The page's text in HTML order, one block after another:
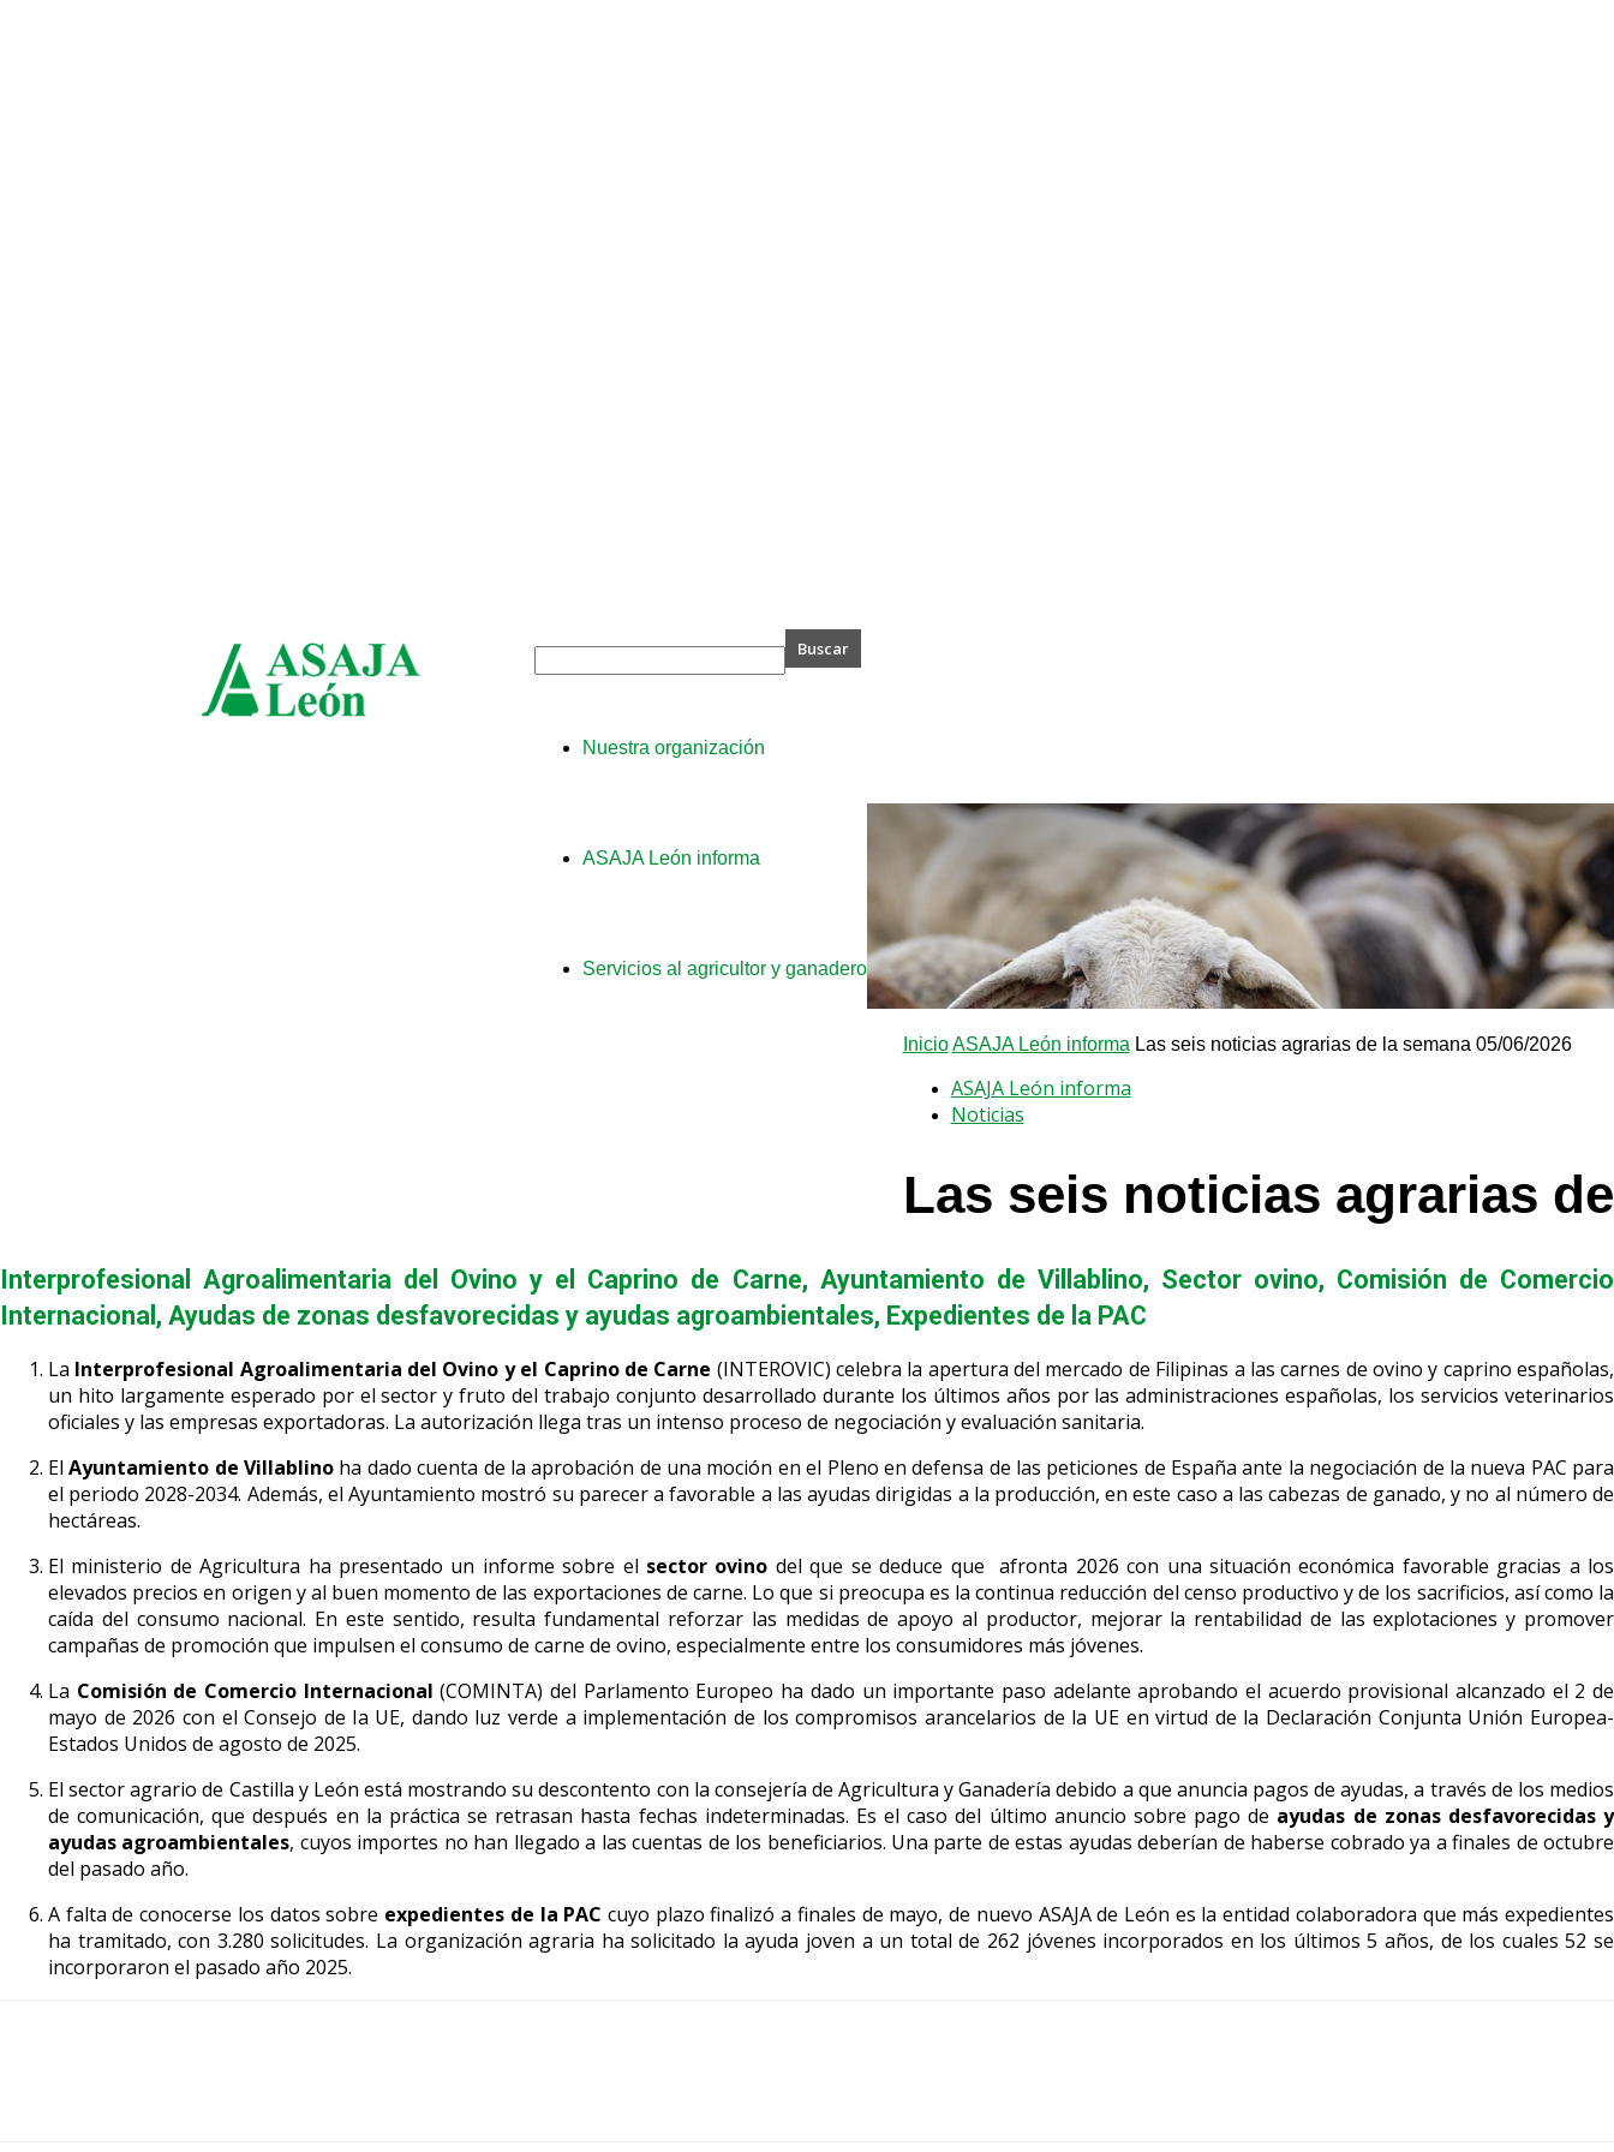
Nuestra organización
ASAJA León informa
Servicios al agricultor y ganadero
Inicio ASAJA León informa Las seis noticias agrarias de la semana 05/06/2026
ASAJA León informa
Noticias
Las seis noticias agrarias
Interprofesional Agroalimentaria del Ovino y el Caprino de Carne, Ayuntamiento de Villablino, Sector ovino, Comisión de Comercio
Internacional , Ayudas de zonas desfavorecidas y ayudas agroambientales, Expedientes de la PAC
La Interprofesional Agroalimentaria del Ovino y el Caprino de Carne (INTEROVIC) celebra la apertura del mercado de Filipinas a las carnes de ovino y caprino españolas,
un hito largamente esperado por el sector y fruto del trabajo conjunto desarrollado durante los últimos años por las administraciones españolas, los servicios veterinarios
oficiales y las empresas exportadoras. La autorización llega tras un intenso proceso de negociación y evaluación sanitaria.
ElAyuntamiento de Villablino ha dado cuenta de la aprobación de una moción en el Pleno en defensa de las peticiones de España ante la negociación de la nueva PAC para
el periodo 2028-2034. Además, el Ayuntamiento mostró su parecer a favorable a las ayudas dirigidas a la producción, en este caso a las cabezas de ganado, y no al número de
hectáreas.
El ministerio de Agricultura ha presentado un informe sobre el sector ovino del que se deduce que afronta 2026 con una situación económica favorable gracias a los
elevados precios en origen y al buen momento de las exportaciones de carne. Lo que si preocupa es la continua reducción del censo productivo y de los sacrificios, así como la
caída del consumo nacional. En este sentido, resulta fundamental reforzar las medidas de apoyo al productor, mejorar la rentabilidad de las explotaciones y promover
campañas de promoción que impulsen el consumo de carne de ovino, especialmente entre los consumidores más jóvenes.
La Comisión de Comercio Internacional (COMINTA) del Parlamento Europeo ha dado un importante paso adelante aprobando el acuerdo provisional alcanzado el 2 de
mayo de 2026 con el Consejo de la UE, dando luz verde a implementación de los compromisos arancelarios de la UE en virtud de la Declaración Conjunta Unión Europea-
Estados Unidos de agosto de 2025.
El sector agrario de Castilla y León está mostrando su descontento con la consejería de Agricultura y Ganadería debido a que anuncia pagos de ayudas, a través de los medios
de comunicación, que después en la práctica se retrasan hasta fechas indeterminadas. Es el caso del último anuncio sobre pago de ayudas de zonas desfavorecidas y
ayudas agroambientales, cuyos importes no han llegado a las cuentas de los beneficiarios. Una parte de estas ayudas deberían de haberse cobrado ya a finales de octubre
del pasado año.
A falta de conocerse los datos sobre expedientes de la PAC cuyo plazo finalizó a finales de mayo, de nuevo ASAJA de León es la entidad colaboradora que más expedientes
ha tramitado, con 3.280 solicitudes. La organización agraria ha solicitado la ayuda joven a un total de 262 jóvenes incorporados en los últimos 5 años, de los cuales 52 se
incorporaron el pasado año 2025.